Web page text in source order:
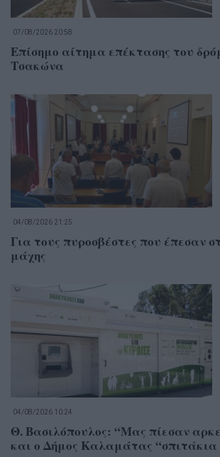
07/08/2026 20:58
Επίσημο αίτημα επέκτασης του
Τσακώνα
04/08/2026 21:25
Για τους πυροσβέστες που έπεσαν
μάχης
04/08/2026 10:24
Θ. Βασιλόπουλος: “Μας πίεσαν
και ο Δήμος Καλαμάτας